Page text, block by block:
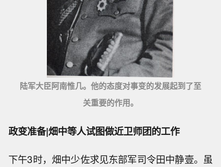
陆军大臣阿南惟几。他的态度对事变的发展起到了至
关重要的作用。
政变准备|畑中等人试图做近卫师团的工作
下午3时，畑中少佐求见东部军司令田中静壹。虽